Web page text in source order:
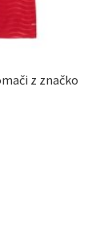
z značko